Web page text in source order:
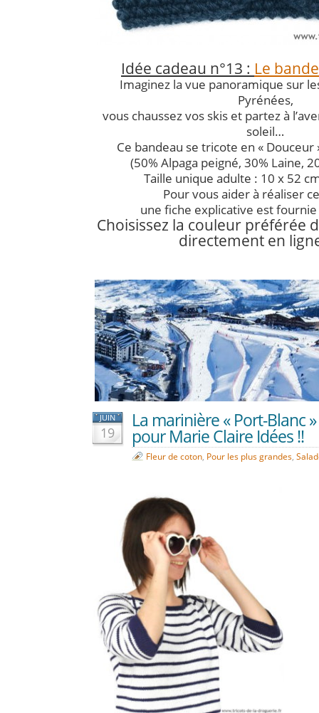
Idée cadeau n°13 : Le
Imaginez la vue panoramique sur
Pyrénées,
vous chaussez vos skis et partez à
soleil…
Ce bandeau se tricote en « Douceur
(50% Alpaga peigné, 30% Laine,
Taille unique adulte : 10 x 52
Pour vous aider à réaliser
une fiche explicative est fournie
Choisissez la couleur préférée
directement en
JUIN
19
La marinière « Port-Blanc
pour Marie Claire Idées !!
Fleur de coton, Pour les plus grandes,